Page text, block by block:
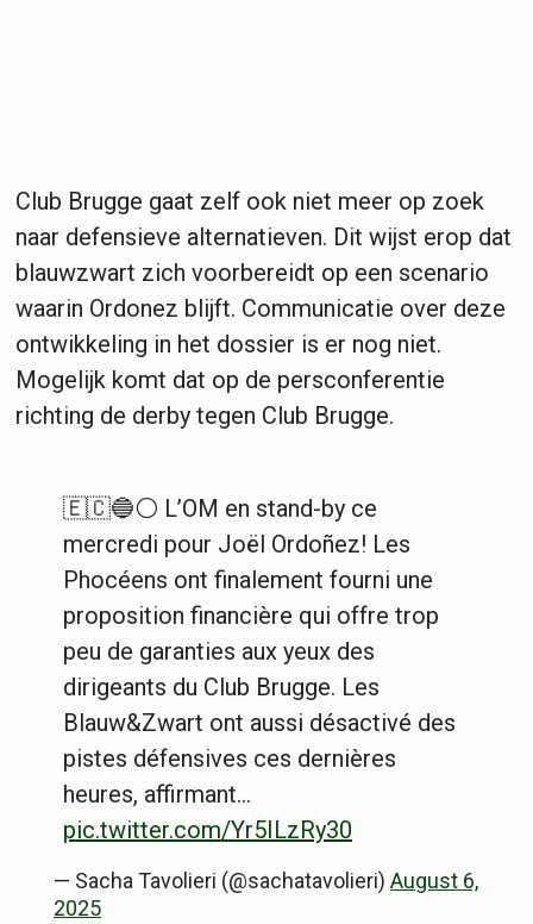
Club Brugge gaat zelf ook niet meer op zoek
naar defensieve alternatieven. Dit wijst erop dat
blauwzwart zich voorbereidt op een scenario
waarin Ordonez blijft. Communicatie over deze
ontwikkeling in het dossier is er nog niet.
Mogelijk komt dat op de persconferentie
richting de derby tegen Club Brugge.
🇪🇨🔵⚪️ L’OM en stand-by ce
mercredi pour Joël Ordoñez! Les
Phocéens ont finalement fourni une
proposition financière qui offre trop
peu de garanties aux yeux des
dirigeants du Club Brugge. Les
Blauw&Zwart ont aussi désactivé des
pistes défensives ces dernières
heures, affirmant…
pic.twitter.com/Yr5ILzRy30
— Sacha Tavolieri (@sachatavolieri) August 6,
2025